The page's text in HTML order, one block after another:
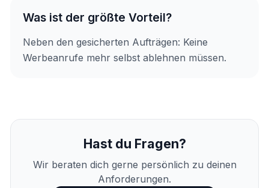
Was ist der größte Vorteil?
Neben den gesicherten Aufträgen: Keine
Werbeanrufe mehr selbst ablehnen müssen.
Hast du Fragen?
Wir beraten dich gerne persönlich zu deinen
Anforderungen.